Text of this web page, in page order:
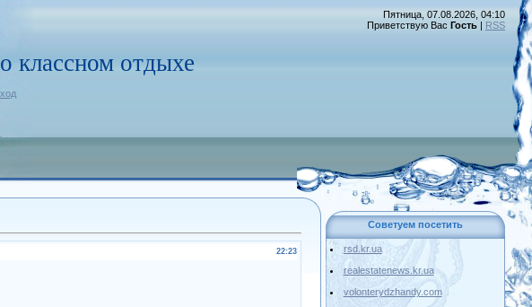
отдыхе
Пятница, 07.08.2026, 04:10
Приветствую Вас Гость | RSS
22:23
Советуем посетить
rsd.kr.ua
realestatenews.kr.ua
volonterydzhandy.com